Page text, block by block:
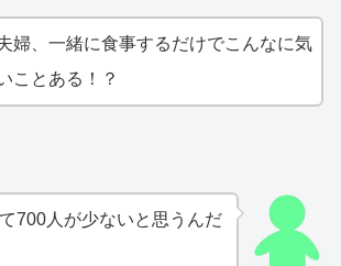
婦、一緒に食事するだけでこんなに気
ことある！？
700人が少ないと思うんだ